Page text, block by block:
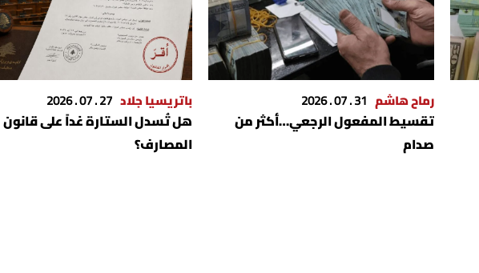
رماح هاشم 31 . 07 . 2026
تقسيط المفعول الرجعي…أكثر من
صدام
باتريسيا جلاد 27 . 07 . 2026
هل تُسدل الستارة غداً على قانون
المصارف؟